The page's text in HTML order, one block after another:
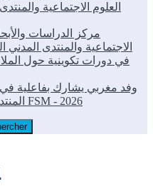
العلوم الاجتماعية
مركز الدراسات
الاجتماعية والمنتدى
في دورات تكوينية حول
FSM - 2026